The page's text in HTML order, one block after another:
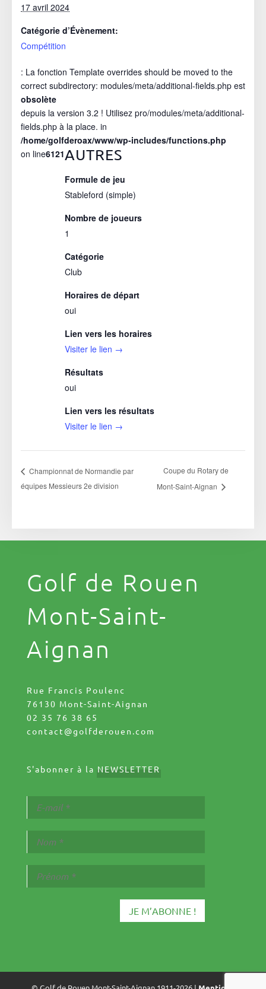
17 avril 2024
Catégorie d’Évènement:
Compétition
: La fonction Template overrides should be moved to the
correct subdirectory: modules/meta/additional-fields.php est
obsolète
depuis la version 3.2 ! Utilisez pro/modules/meta/additional-
fields.php à la place. in
/home/golfderoax/www/wp-includes/functions.php
on line6121AUTRES
Formule de jeu
Stableford (simple)
Nombre de joueurs
1
Catégorie
Club
Horaires de départ
oui
Lien vers les horaires
Visiter le lien →
Résultats
oui
Lien vers les résultats
Visiter le lien →
Championnat de Normandie par
équipes Messieurs 2e division
Coupe du Rotary de
Mont-Saint-Aignan
Golf de Rouen
Mont-Saint-
Aignan
Rue Francis Poulenc
76130 Mont-Saint-Aignan
02 35 76 38 65
contact@golfderouen.com
S'abonner à la NEWSLETTER